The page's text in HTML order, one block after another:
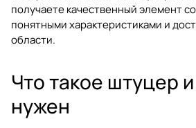
получаете качественный элемент
понятными характеристиками и
области.
Что такое штуцер
нужен